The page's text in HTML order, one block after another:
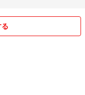
のご用意が難しい場合も
とありがたいです。
して頂いていても、急に
難いです。